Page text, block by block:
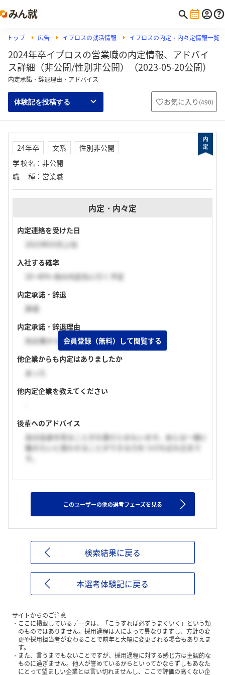
トップ 広告 イプロスの就活情報 イプロスの内定・内々定情報一覧
2024年卒イプロスの営業職の内定情報、アドバイ
ス詳細（非公開/性別非公開）（2023-05-20公開）
内定承諾・辞退理由・アドバイス
体験記を投稿する お気に入り (490)
24年卒 文系
性別非公開
学校名 ： 非公開
職種 ： 営業職
内定・内々定
内定連絡を受けた日
2023年03月上旬
入社する確率
20~40% 他の内定先に行く予定
内定承諾・辞退
辞退
内定承諾・辞退理由
別企業から内定をいただいたから。
他企業からも内定はありましたか
あった
他内定企業を教えてください
後輩へのアドバイス
自分自身を知ることが大事だとおもいます。あとは一緒に
働きたいと思わせることができる力をつければ大丈夫で
会員登録（無料）して閲覧する
このユーザーの他の選考フェーズを見る
検索結果に戻る
本選考体験記に戻る
サイトからのご注意
ここに掲載しているデータは、「こうすれば必ずうまくいく」という類
のものではありません。採用過程は人によって異なりますし、方針の変
更や採用担当者が変わることで前年と大幅に変更される場合もありえま
す。
また、言うまでもないことですが、採用過程に対する感じ方は主観的な
ものに過ぎません。他人が誉めているからといってかならずしもあなた
にとって望ましい企業とは言い切れませんし、ここで評価の高くない企